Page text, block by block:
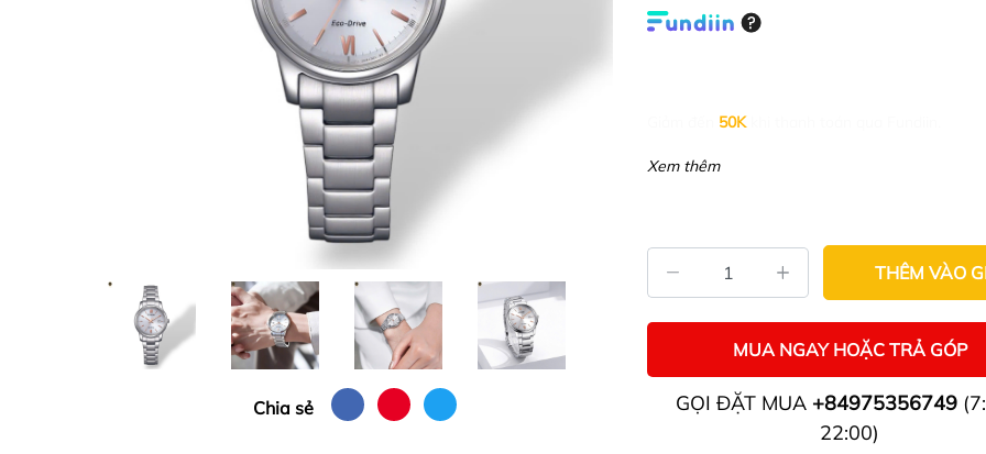
Chia sẻ
50K
Xem thêm
THÊM VÀO
MUA NGAY HOẶC TRẢ GÓP
GỌI ĐẶT MUA +84975356749
22:00)